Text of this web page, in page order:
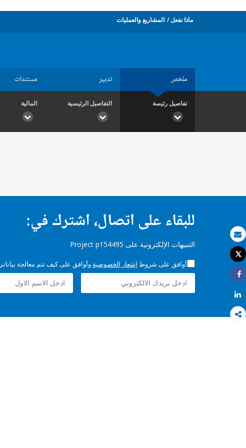
بريد الكتروني
طباعة
Tweet
Share
Share
ماذا نفعل المشاريع والعمليات
ملخص تدبير مستندات
تفاصيل رئيسة التفاصيل الرئيسية المالية
للبقاء على اتصال، اشترك في:
التنبيهات الإلكترونية على Project p154495
أوافق على شروط إشعار الخصوصية وأوافق على كيف تتم معالجة